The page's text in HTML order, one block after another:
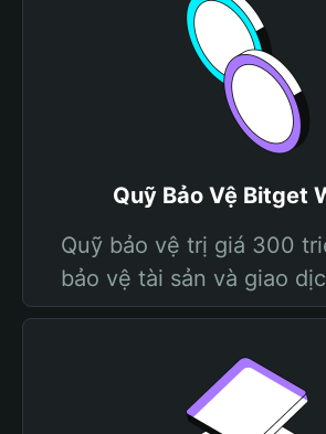
Quỹ Bảo Vệ Bitget
Quỹ bảo vệ trị giá 300
bảo vệ tài sản và giao